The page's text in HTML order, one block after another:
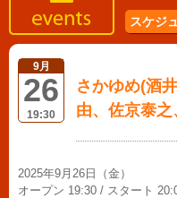
スケジ
9月
26
19:30
さかゆめ(酒
由、佐京泰
2025年9月26日（金）
オープン 19:30 / スタート